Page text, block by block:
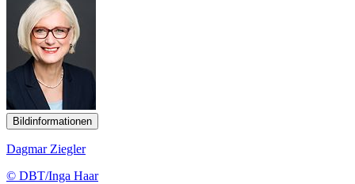
Bildinformationen
Dagmar Ziegler
© DBT/Inga Haar